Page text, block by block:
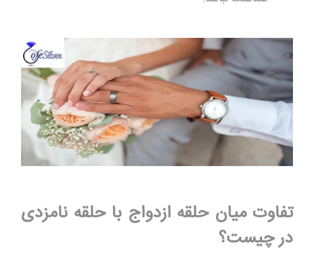
تفاوت میان حلقه ازدواج با حلقه نامزدی
در چیست؟